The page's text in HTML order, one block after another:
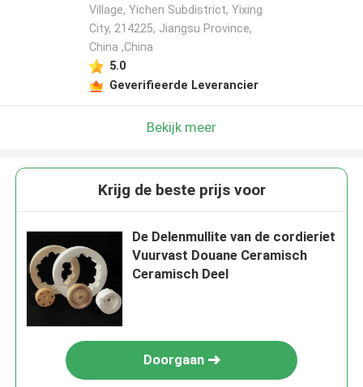
Village, Yichen Subdistrict, Yixing
City, 214225, Jiangsu Province,
China ,China
5.0
Geverifieerde Leverancier
Bekijk meer
Krijg de beste prijs voor
De Delenmullite van de cordieriet
Vuurvast Douane Ceramisch
Ceramisch Deel
Doorgaan